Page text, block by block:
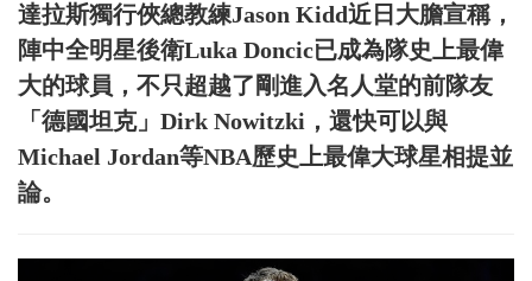
達拉斯獨行俠總教練Jason Kidd近日大膽宣稱，
陣中全明星後衛Luka Doncic已成為隊史上最偉
大的球員，不只超越了剛進入名人堂的前隊友
「德國坦克」Dirk Nowitzki，還快可以與
Michael Jordan等NBA歷史上最偉大球星相提並
論。